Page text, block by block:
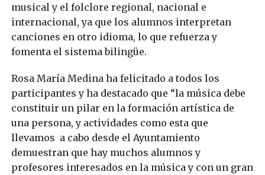
musical y el folclore regional, nacional e
internacional, ya que los alumnos interpretan
canciones en otro idioma, lo que refuerza y
fomenta el sistema bilingüe.
Rosa María Medina ha felicitado a todos los
participantes y ha destacado que “la música debe
constituir un pilar en la formación artística de
una persona, y actividades como esta que
llevamos a cabo desde el Ayuntamiento
demuestran que hay muchos alumnos y
profesores interesados en la música y con un gran